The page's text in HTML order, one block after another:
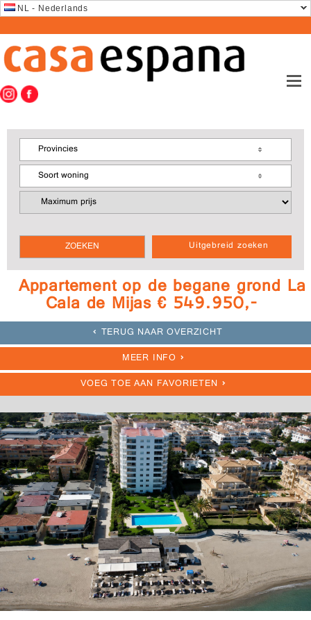
NL - Nederlands
Uitgebreid zoeken
Provincies
Soort woning
Appartement op de begane grond La
Cala de Mijas € 549.950,-
TERUG NAAR OVERZICHT
MEER INFO
VOEG TOE AAN FAVORIETEN